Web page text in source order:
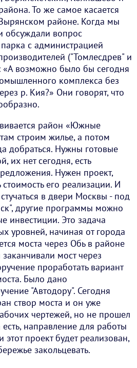
То же самое касается
районе. Когда мы
обсуждали вопрос
с администрацией
("Томлесдрев" и
«А возможно было бы сегодня
комплекса без
р. Кия?» Они говорят, что
район «Южные
строим жилье, а потом
добраться. Нужны готовые
их нет сегодня, есть
Нужен проект,
его реализации. И
в двери Москвы - под
другие программы можно
инвестиции. Это задача
уровней, начиная от города
моста через Обь в районе
мост через
проработать вариант
Было дано
"Автодору". Сегодня
створ моста и он уже
чертежей, но не прошел
есть, направление для работы
этот проект будет реализован,
закольцевать.